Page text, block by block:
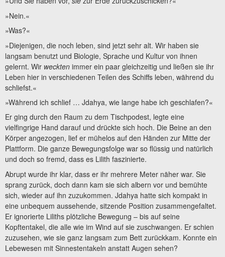
»Nein.«
»Was?«
»Diejenigen, die noch leben, sind jetzt sehr alt. Wir haben sie
langsam benutzt und Biologie, Sprache und Kultur von ihnen
gelernt. Wir weckten immer ein paar gleichzeitig und ließen sie ihr
Leben hier in verschiedenen Teilen des Schiffs leben, während du
schliefst.«
»Während ich schlief … Jdahya, wie lange habe ich geschlafen?«
Er ging durch den Raum zu dem Tischpodest, legte eine
vielfingrige Hand darauf und drückte sich hoch. Die Beine an den
Körper angezogen, lief er mühelos auf den Händen zur Mitte der
Plattform. Die ganze Bewegungsfolge war so flüssig und natürlich
und doch so fremd, dass es Lilith faszinierte.
Abrupt wurde ihr klar, dass er ihr mehrere Meter näher war. Sie
sprang zurück, doch dann kam sie sich albern vor und bemühte
sich, wieder auf ihn zuzukommen. Jdahya hatte sich kompakt in
eine unbequem aussehende, sitzende Position zusammengefaltet.
Er ignorierte Liliths plötzliche Bewegung – bis auf seine
Kopftentakel, die alle wie im Wind auf sie zuschwangen. Er schien
zuzusehen, wie sie ganz langsam zum Bett zurückkam. Konnte ein
Lebewesen mit Sinnestentakeln anstatt Augen sehen?